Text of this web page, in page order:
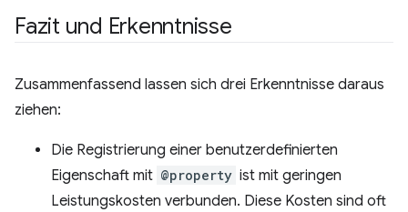
Fazit und Erkenntnisse
Zusammenfassend lassen sich drei Erkenntnisse daraus
ziehen:
Die Registrierung einer benutzerdefinierten
Eigenschaft mit @property ist mit geringen
Leistungskosten verbunden. Diese Kosten sind oft